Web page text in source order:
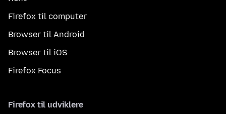
Firefox til computer
Browser til Android
Browser til iOS
Firefox Focus
Firefox til udviklere